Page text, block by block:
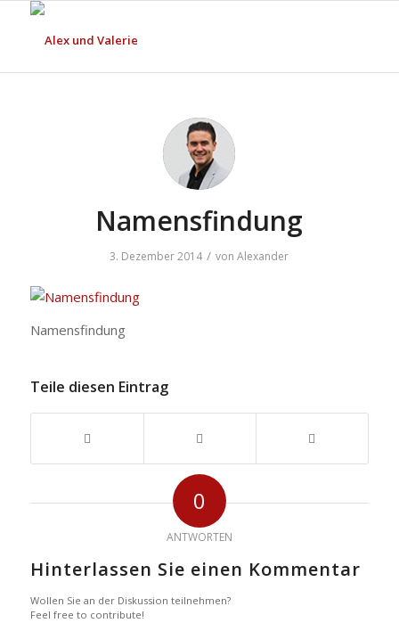
Namensfindung
3. Dezember 2014 / vonAlexander
Namensfindung
Teile diesen Eintrag
0
ANTWORTEN
Hinterlassen Sie einen Kommentar
Wollen Sie an der Diskussion teilnehmen?
Feel free to contribute!